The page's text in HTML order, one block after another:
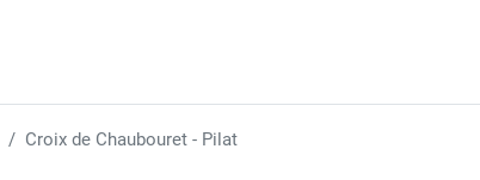
Croix de Chaubouret - Pilat